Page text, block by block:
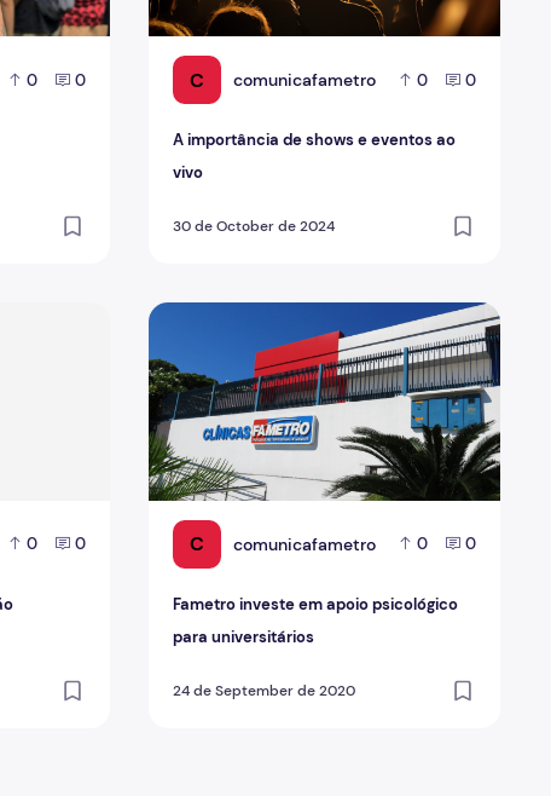
0 0 C comunicafametro 0 0
A importância de shows e eventos ao
vivo
30 de October de 2024
0 0 C comunicafametro 0 0
Fametro investe em apoio psicológico
para universitários
24 de September de 2020
Fametro investe em apoio psicológico para